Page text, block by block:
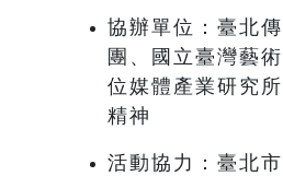
協辦單位：臺北
團、國立臺灣藝
位媒體產業研究
精神
活動協力：臺北